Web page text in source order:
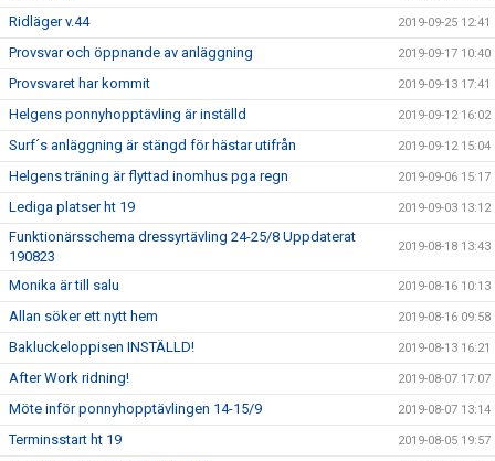
Ridläger v.44 2019-09-25 12:41
Provsvar och öppnande av anläggning 2019-09-17 10:40
Provsvaret har kommit 2019-09-13 17:41
Helgens ponnyhopptävling är inställd 2019-09-12 16:02
Surf´s anläggning är stängd för hästar utifrån 2019-09-12 15:04
Helgens träning är flyttad inomhus pga regn 2019-09-06 15:17
Lediga platser ht 19 2019-09-03 13:12
Funktionärsschema dressyrtävling 24-25/8 Uppdaterat
190823
2019-08-18 13:43
Monika är till salu 2019-08-16 10:13
Allan söker ett nytt hem 2019-08-16 09:58
Bakluckeloppisen INSTÄLLD! 2019-08-13 16:21
After Work ridning! 2019-08-07 17:07
Möte inför ponnyhopptävlingen 14-15/9 2019-08-07 13:14
Terminsstart ht 19 2019-08-05 19:57